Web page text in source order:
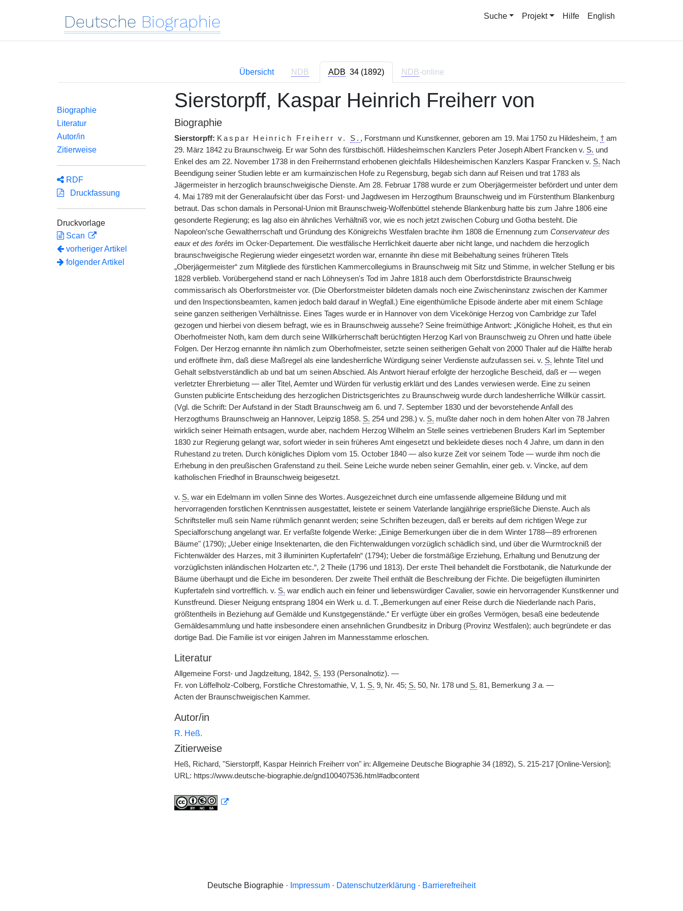
Deutsche Biographie Suche Projekt Hilfe English
Übersicht NDB ADB 34 (1892) NDB-online
Biographie
Literatur
Autor/in
Zitierweise
RDF
Druckfassung
Druckvorlage
Scan
vorheriger Artikel
folgender Artikel
Sierstorpff, Kaspar Heinrich Freiherr von
Biographie
Sierstorpff: Kaspar Heinrich Freiherr v. S. , Forstmann und Kunstkenner, geboren am 19. Mai 1750 zu Hildesheim, †am
29. März 1842 zu Braunschweig. Er war Sohn des fürstbischöfl. Hildesheimschen Kanzlers Peter Joseph Albert Francken v. S. und
Enkel des am 22. November 1738 in den Freiherrnstand erhobenen gleichfalls Hildesheimischen Kanzlers Kaspar Francken v. S. Nach
Beendigung seiner Studien lebte er am kurmainzischen Hofe zu Regensburg, begab sich dann auf Reisen und trat 1783 als
Jägermeister in herzoglich braunschweigische Dienste. Am 28. Februar 1788 wurde er zum Oberjägermeister befördert und unter dem
4. Mai 1789 mit der Generalaufsicht über das Forst- und Jagdwesen im Herzogthum Braunschweig und im Fürstenthum Blankenburg
betraut. Das schon damals in Personal-Union mit Braunschweig-Wolfenbüttel stehende Blankenburg hatte bis zum Jahre 1806 eine
gesonderte Regierung; es lag also ein ähnliches Verhältniß vor, wie es noch jetzt zwischen Coburg und Gotha besteht. Die
Napoleon’sche Gewaltherrschaft und Gründung des Königreichs Westfalen brachte ihm 1808 die Ernennung zum Conservateur des
eaux et des forêts im Ocker-Departement. Die westfälische Herrlichkeit dauerte aber nicht lange, und nachdem die herzoglich
braunschweigische Regierung wieder eingesetzt worden war, ernannte ihn diese mit Beibehaltung seines früheren Titels
„Oberjägermeister“ zum Mitgliede des fürstlichen Kammercollegiums in Braunschweig mit Sitz und Stimme, in welcher Stellung er bis
1828 verblieb. Vorübergehend stand er nach Löhneysen's Tod im Jahre 1818 auch dem Oberforstdistricte Braunschweig
commissarisch als Oberforstmeister vor. (Die Oberforstmeister bildeten damals noch eine Zwischeninstanz zwischen der Kammer
und den Inspectionsbeamten, kamen jedoch bald darauf in Wegfall.) Eine eigenthümliche Episode änderte aber mit einem Schlage
seine ganzen seitherigen Verhältnisse. Eines Tages wurde er in Hannover von dem Vicekönige Herzog von Cambridge zur Tafel
gezogen und hierbei von diesem befragt, wie es in Braunschweig aussehe? Seine freimüthige Antwort: „Königliche Hoheit, es thut ein
Oberhofmeister Noth, kam dem durch seine Willkürherrschaft berüchtigten Herzog Karl von Braunschweig zu Ohren und hatte übele
Folgen. Der Herzog ernannte ihn nämlich zum Oberhofmeister, setzte seinen seitherigen Gehalt von 2000 Thaler auf die Hälfte herab
und eröffnete ihm, daß diese Maßregel als eine landesherrliche Würdigung seiner Verdienste aufzufassen sei. v. S. lehnte Titel und
Gehalt selbstverständlich ab und bat um seinen Abschied. Als Antwort hierauf erfolgte der herzogliche Bescheid, daß er — wegen
verletzter Ehrerbietung — aller Titel, Aemter und Würden für verlustig erklärt und des Landes verwiesen werde. Eine zu seinen
Gunsten publicirte Entscheidung des herzoglichen Districtsgerichtes zu Braunschweig wurde durch landesherrliche Willkür cassirt.
(Vgl. die Schrift: Der Aufstand in der Stadt Braunschweig am 6. und 7. September 1830 und der bevorstehende Anfall des
Herzogthums Braunschweig an Hannover, Leipzig 1858. S. 254 und 298.) v. S. mußte daher noch in dem hohen Alter von 78 Jahren
wirklich seiner Heimath entsagen, wurde aber, nachdem Herzog Wilhelm an Stelle seines vertriebenen Bruders Karl im September
1830 zur Regierung gelangt war, sofort wieder in sein früheres Amt eingesetzt und bekleidete dieses noch 4 Jahre, um dann in den
Ruhestand zu treten. Durch königliches Diplom vom 15. October 1840 — also kurze Zeit vor seinem Tode — wurde ihm noch die
Erhebung in den preußischen Grafenstand zu theil. Seine Leiche wurde neben seiner Gemahlin, einer geb. v. Vincke, auf dem
katholischen Friedhof in Braunschweig beigesetzt.
v. S. war ein Edelmann im vollen Sinne des Wortes. Ausgezeichnet durch eine umfassende allgemeine Bildung und mit
hervorragenden forstlichen Kenntnissen ausgestattet, leistete er seinem Vaterlande langjährige ersprießliche Dienste. Auch als
Schriftsteller muß sein Name rühmlich genannt werden; seine Schriften bezeugen, daß er bereits auf dem richtigen Wege zur
Specialforschung angelangt war. Er verfaßte folgende Werke: „Einige Bemerkungen über die in dem Winter 1788—89| erfrorenen
Bäume" (1790); „Ueber einige Insektenarten, die den Fichtenwaldungen vorzüglich schädlich sind, und über die Wurmtrockniß der
Fichtenwälder des Harzes, mit 3 illuminirten Kupfertafeln“ (1794); Ueber die forstmäßige Erziehung, Erhaltung und Benutzung der
vorzüglichsten inländischen Holzarten etc.“, 2 Theile (1796 und 1813). Der erste Theil behandelt die Forstbotanik, die Naturkunde der
Bäume überhaupt und die Eiche im besonderen. Der zweite Theil enthält die Beschreibung der Fichte. Die beigefügten illuminirten
Kupfertafeln sind vortrefflich. v. S. war endlich auch ein feiner und liebenswürdiger Cavalier, sowie ein hervorragender Kunstkenner und
Kunstfreund. Dieser Neigung entsprang 1804 ein Werk u. d. T. „Bemerkungen auf einer Reise durch die Niederlande nach Paris,
größtentheils in Beziehung auf Gemälde und Kunstgegenstände.“ Er verfügte über ein großes Vermögen, besaß eine bedeutende
Gemäldesammlung und hatte insbesondere einen ansehnlichen Grundbesitz in Driburg (Provinz Westfalen); auch begründete er das
dortige Bad. Die Familie ist vor einigen Jahren im Mannesstamme erloschen.
Literatur
Allgemeine Forst- und Jagdzeitung, 1842, S. 193 (Personalnotiz). —
Fr. von Löffelholz-Colberg, Forstliche Chrestomathie, V, 1. S. 9, Nr. 45; S. 50, Nr. 178 und S. 81, Bemerkung 3 a. —
Acten der Braunschweigischen Kammer.
Autor/in
R. Heß.
Zitierweise
Heß, Richard, "Sierstorpff, Kaspar Heinrich Freiherr von" in: Allgemeine Deutsche Biographie 34 (1892), S. 215-217 [Online-Version];
URL: https://www.deutsche-biographie.de/gnd100407536.html#adbcontent
Deutsche Biographie · Impressum · Datenschutzerklärung · Barrierefreiheit